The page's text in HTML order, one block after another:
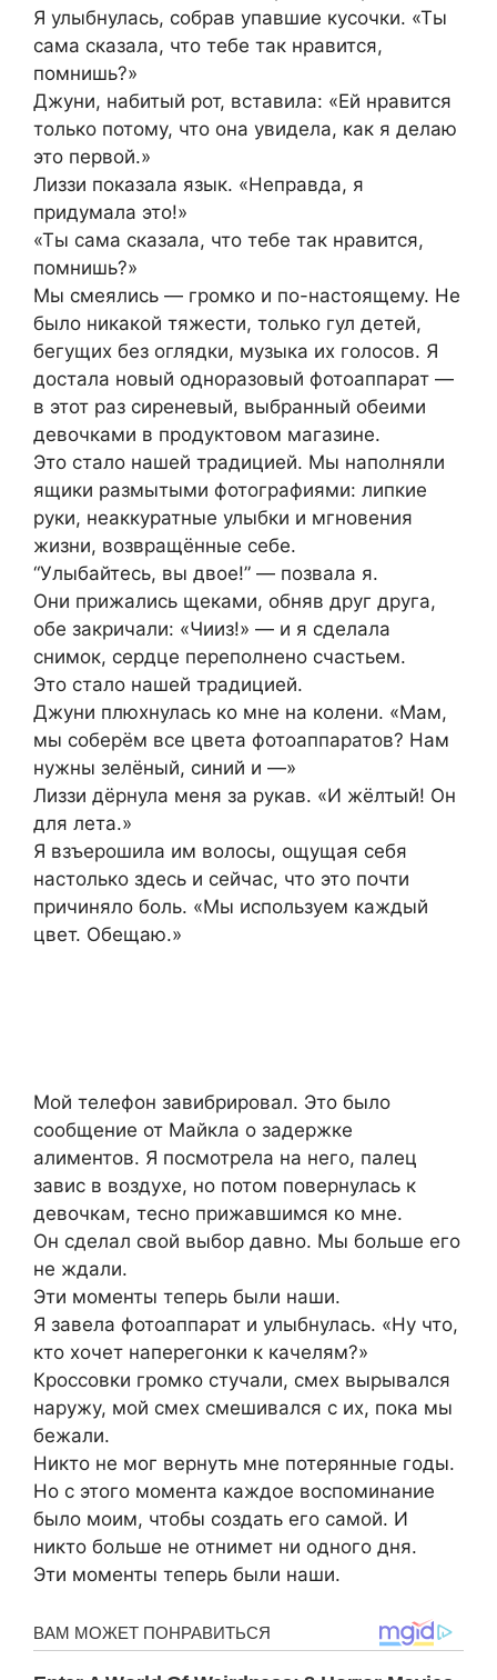
Я улыбнулась, собрав упавшие кусочки. «Ты
сама сказала, что тебе так нравится,
помнишь?»
Джуни, набитый рот, вставила: «Ей нравится
только потому, что она увидела, как я делаю
это первой.»
Лиззи показала язык. «Неправда, я
придумала это!»
«Ты сама сказала, что тебе так нравится,
помнишь?»
Мы смеялись — громко и по-настоящему. Не
было никакой тяжести, только гул детей,
бегущих без оглядки, музыка их голосов. Я
достала новый одноразовый фотоаппарат —
в этот раз сиреневый, выбранный обеими
девочками в продуктовом магазине.
Это стало нашей традицией. Мы наполняли
ящики размытыми фотографиями: липкие
руки, неаккуратные улыбки и мгновения
жизни, возвращённые себе.
“Улыбайтесь, вы двое!” — позвала я.
Они прижались щеками, обняв друг друга,
обе закричали: «Чииз!» — и я сделала
снимок, сердце переполнено счастьем.
Это стало нашей традицией.
Джуни плюхнулась ко мне на колени. «Мам,
мы соберём все цвета фотоаппаратов? Нам
нужны зелёный, синий и —»
Лиззи дёрнула меня за рукав. «И жёлтый! Он
для лета.»
Я взъерошила им волосы, ощущая себя
настолько здесь и сейчас, что это почти
причиняло боль. «Мы используем каждый
цвет. Обещаю.»
Мой телефон завибрировал. Это было
сообщение от Майкла о задержке
алиментов. Я посмотрела на него, палец
завис в воздухе, но потом повернулась к
девочкам, тесно прижавшимся ко мне.
Он сделал свой выбор давно. Мы больше его
не ждали.
Эти моменты теперь были наши.
Я завела фотоаппарат и улыбнулась. «Ну что,
кто хочет наперегонки к качелям?»
Кроссовки громко стучали, смех вырывался
наружу, мой смех смешивался с их, пока мы
бежали.
Никто не мог вернуть мне потерянные годы.
Но с этого момента каждое воспоминание
было моим, чтобы создать его самой. И
никто больше не отнимет ни одного дня.
Эти моменты теперь были наши.